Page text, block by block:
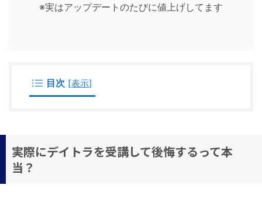
※実はアップデートのたびに値上げしてます
目次 [表示]
実際にデイトラを受講して後悔するって本
当？